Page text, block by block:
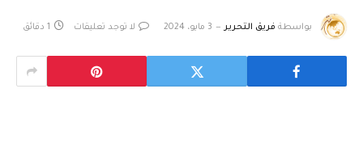
بواسطة فريق التحرير 3 مايو، 2024 لا توجد تعليقات 1 دقائق